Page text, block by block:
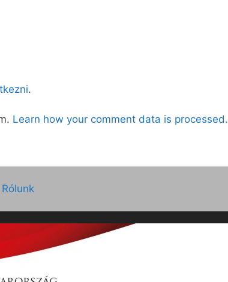
.
Learn how your comment data is processed.
Rólunk